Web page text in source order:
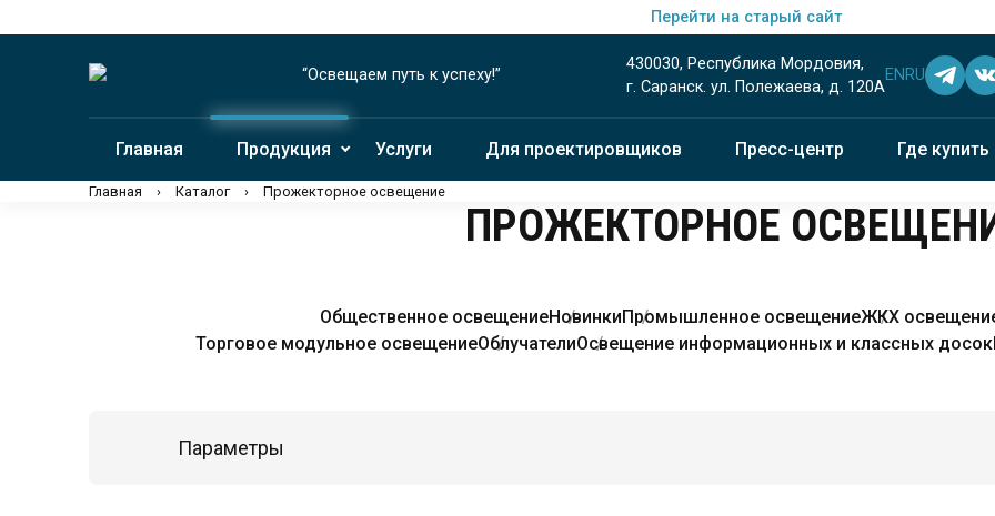
Перейти на старый сайт
“Освещаем путь к успеху!”
430030, Республика Мордовия,
г. Саранск. ул. Полежаева, д. 120А
EN RU
Главная Продукция Услуги Для проектировщиков Пресс-центр Где купить
Главная › Каталог › Прожекторное освещение
ПРОЖЕКТОРНОЕ
Общественное освещениеНовинкиПромышленное освещениеЖКХ
Торговое модульное освещениеОблучателиОсвещение информационных и классных досок
Параметры